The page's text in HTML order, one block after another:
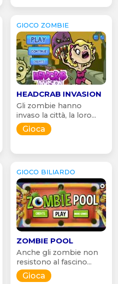
GIOCO ZOMBIE
HEADCRAB INVASION
Gli zombie hanno
invaso la città, la loro...
Gioca
GIOCO BILIARDO
ZOMBIE POOL
Anche gli zombie non
resistono al fascino...
Gioca